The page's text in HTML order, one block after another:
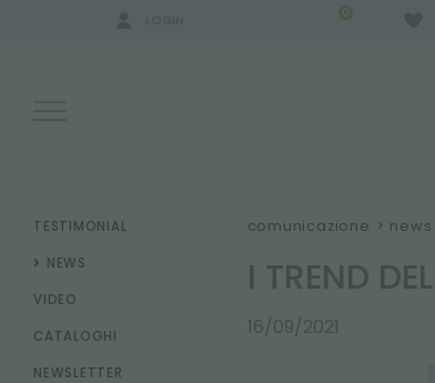
0
RISULTATI RICERCA:
TESTIMONIAL
NEWS
VIDEO
CATALOGHI
NEWSLETTER
comunicazione > news
I TREND
16/09/2021